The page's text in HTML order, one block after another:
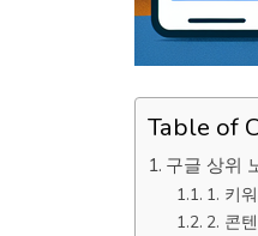
Table of
구글 상위
1. 키
2. 콘